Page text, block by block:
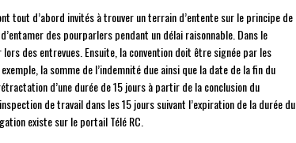
tout d’abord invités à trouver un terrain d’entente sur le principe de
des pourparlers pendant un délai raisonnable. Dans le
des entrevues. Ensuite, la convention doit être signée par les
la somme de l’indemnité due ainsi que la date de la fin du
d’une durée de 15 jours à partir de la conclusion du
de travail dans les 15 jours suivant l’expiration de la durée du
existe sur le portail Télé RC.